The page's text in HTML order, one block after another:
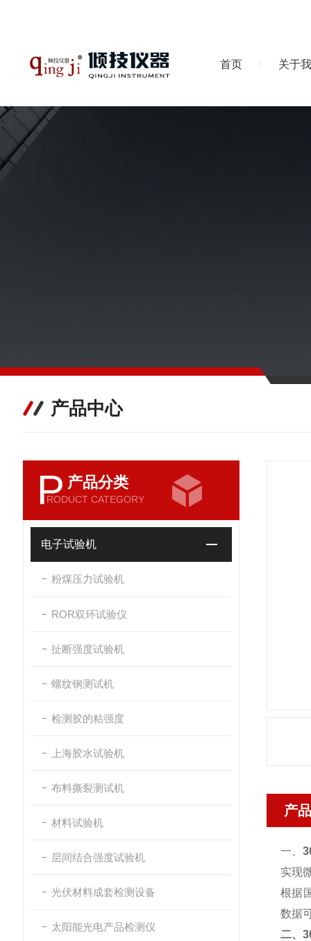
首页 关于
产品中心
P 产品分类
RODUCT CATEGORY
电子试验机
粉煤压力试验机
ROR双环试验仪
扯断强度试验机
螺纹钢测试机
检测胶的粘强度
上海胶水试验机
布料撕裂测试机
材料试验机
层间结合强度试验机
光伏材料成套检测设备
太阳能光电产品检测仪
产
一、
实现
根据
数据
二、